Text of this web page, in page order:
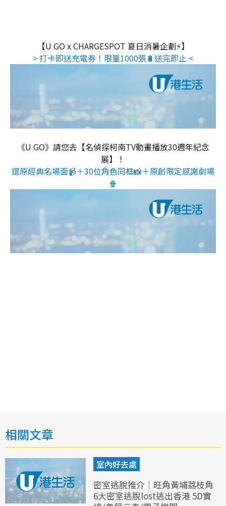
【U GO x CHARGESPOT 夏日消暑企劃⚡】
> 打卡即送充電券！限量1000張🔋送完即止 <
《U GO》請您去【名偵探柯南TV動畫播放30週年紀念
展】！
還原經典名場面📹＋30位角色同框📸＋原創限定感謝劇場
🍿
相關文章
室內好去處
密室逃脫推介｜旺角黃埔荔枝角
6大密室逃脫lost逃出香港 5D實